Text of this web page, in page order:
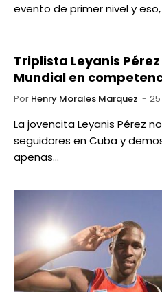
evento de primer nivel y
Triplista Leyanis
Mundial en
Por Henry Morales Marquez
La jovencita Leyanis Pérez
seguidores en Cuba y
apenas…